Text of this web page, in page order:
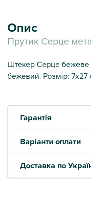
Опис
Прутик Серце
Штекер Серце бежеве
бежевий. Розмір: 7х27
Гарантія
Варіанти оплати
Доставка по